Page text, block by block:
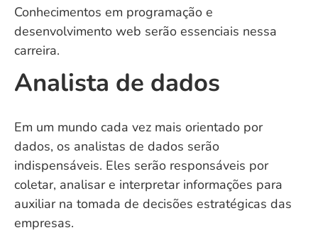
Conhecimentos em programação e
desenvolvimento web serão essenciais nessa
carreira.
Analista de dados
Em um mundo cada vez mais orientado por
dados, os analistas de dados serão
indispensáveis. Eles serão responsáveis por
coletar, analisar e interpretar informações para
auxiliar na tomada de decisões estratégicas das
empresas.